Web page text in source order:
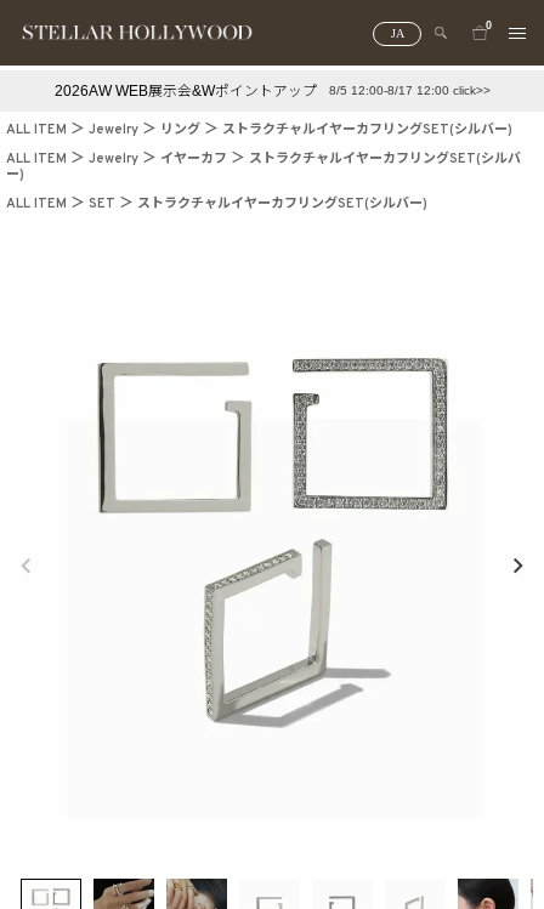
JA
0
#スタッフイチ押し（通勤パールアクセ） ＃写真映えアクセ
2026AW WEB展示会&Wポイントアップ 8/5 12:00-8/17 12:00 click>>
ALL ITEM Jewelry リング
ストラクチャルイヤーカフリングSET(シルバー)
ALL ITEM
Jewelry イヤーカフ
ストラクチャルイヤーカフリングSET(シルバ
ー)
ALL ITEM
SET ストラクチャルイヤーカフリングSET(シルバー)